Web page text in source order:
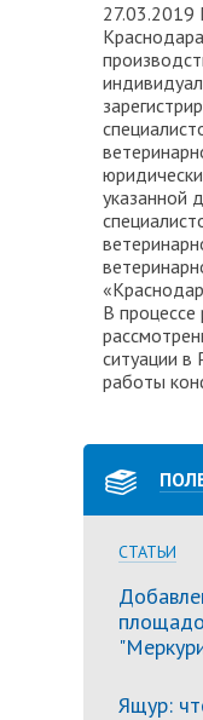
27.03.2019
указанной
В
ситуации
работы
СТАТЬИ
Ящур: